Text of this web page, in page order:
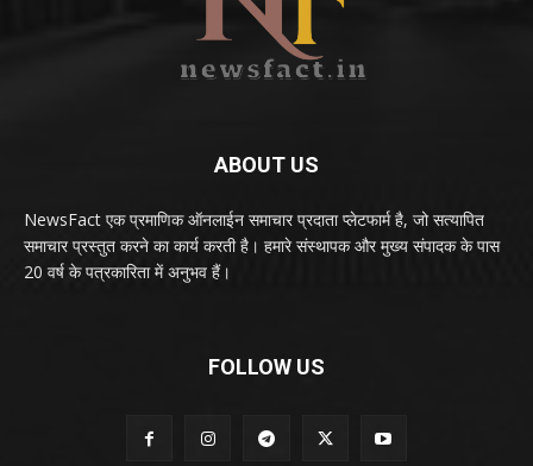
ABOUT US
NewsFact एक प्रमाणिक ऑनलाईन समाचार प्रदाता प्लेटफार्म है, जो सत्यापित
समाचार प्रस्तुत करने का कार्य करती है। हमारे संस्थापक और मुख्य संपादक के पास
20 वर्ष के पत्रकारिता में अनुभव हैं।
FOLLOW US